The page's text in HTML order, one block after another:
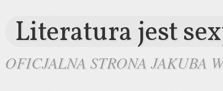
Literatura jest
OFICJALNA STRONA JAKUBA